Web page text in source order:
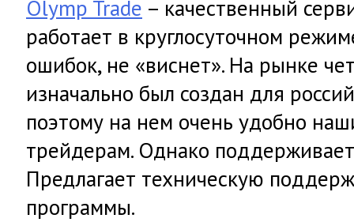
Olymp Trade – качественный
работает в круглосуточном
ошибок, не «виснет». На рынке
изначально был создан для
поэтому на нем очень удобно
трейдерам. Однако
Предлагает техническую
программы.